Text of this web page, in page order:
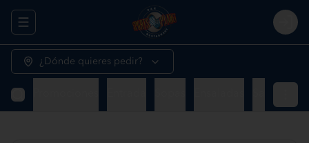
Abrir menu de navegación
¿Dónde quieres pedir?